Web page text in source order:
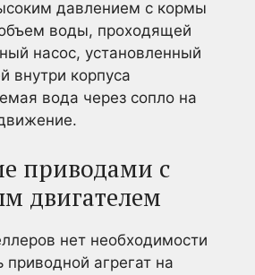
давлением с кормы
воды, проходящей
насос, установленный
внутри корпуса
вода через сопло на
приводами с
двигателем
нет необходимости
приводной агрегат на